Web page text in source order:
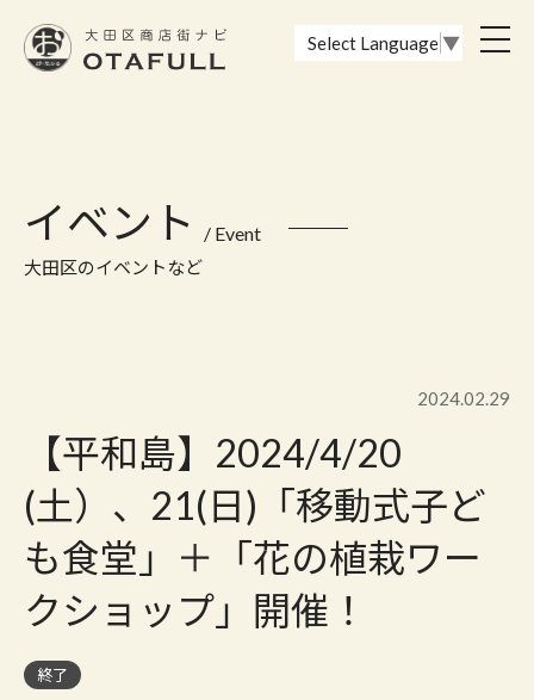
Select Language ▼
イベント / Event
大田区のイベントなど
2024.02.29
【平和島】2024/4/20
(土）、21(日)「移動式子ど
も食堂」＋「花の植栽ワー
クショップ」開催！
終了